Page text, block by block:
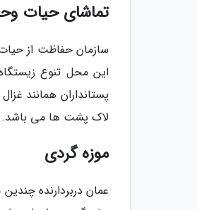
تماشای حیات
این محل تنوع
پستانداران همانند
لاک پشت ها می باشد.
موزه گردی
عمان دربردارنده